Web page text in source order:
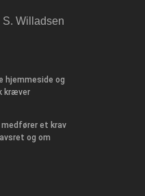
S. Willadsen
hjemmeside og
kræver
et krav
og om